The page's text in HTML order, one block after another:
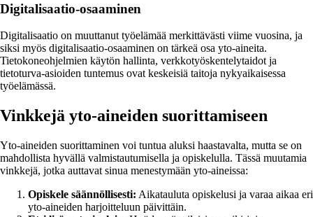
Digitalisaatio-osaaminen
Digitalisaatio on muuttanut työelämää merkittävästi viime vuosina, ja
siksi myös digitalisaatio-osaaminen on tärkeä osa yto-aineita.
Tietokoneohjelmien käytön hallinta, verkkotyöskentelytaidot ja
tietoturva-asioiden tuntemus ovat keskeisiä taitoja nykyaikaisessa
työelämässä.
Vinkkejä yto-aineiden suorittamiseen
Yto-aineiden suorittaminen voi tuntua aluksi haastavalta, mutta se on
mahdollista hyvällä valmistautumisella ja opiskelulla. Tässä muutamia
vinkkejä, jotka auttavat sinua menestymään yto-aineissa:
Opiskele säännöllisesti: Aikatauluta opiskelusi ja varaa aikaa eri
yto-aineiden harjoitteluun päivittäin.